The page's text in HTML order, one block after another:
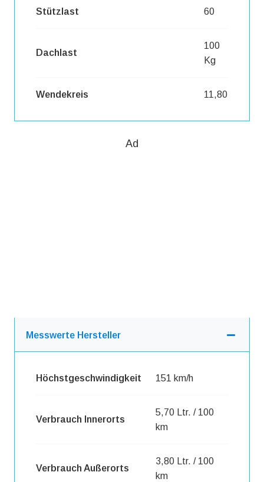
Stützlast 60
Dachlast
100
Kg
Wendekreis 11,80
Ad
Messwerte Hersteller
Höchstgeschwindigkeit 151 km/h
Verbrauch Innerorts
5,70 Ltr. / 100
km
Verbrauch Außerorts
3,80 Ltr. / 100
km